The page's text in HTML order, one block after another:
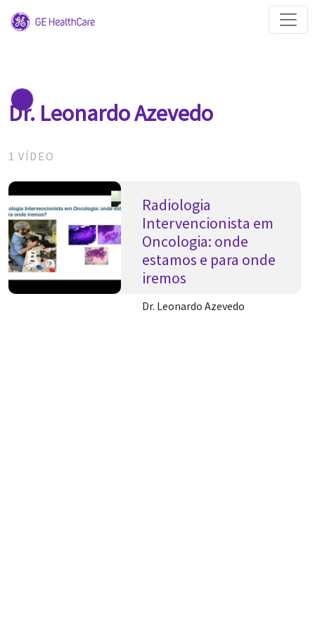
Dr. Leonardo Azevedo
1 VÍDEO
Radiologia
Intervencionista em
Oncologia: onde
estamos e para onde
iremos
Dr. Leonardo Azevedo